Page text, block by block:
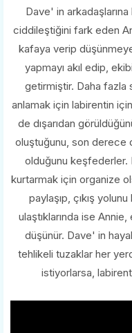
Dave' in
ciddileştiğini fark eden
kafaya verip
yapmayı akıl edip,
getirmiştir. Daha fazla
anlamak için labirentin
de dışarıdan
oluştuğunu, son derece
olduğunu keşfederler.
kurtarmak için organize
paylaşıp, çıkış
ulaştıklarında ise
düşünür. Dave' in
tehlikeli tuzaklar her
istiyorlarsa,